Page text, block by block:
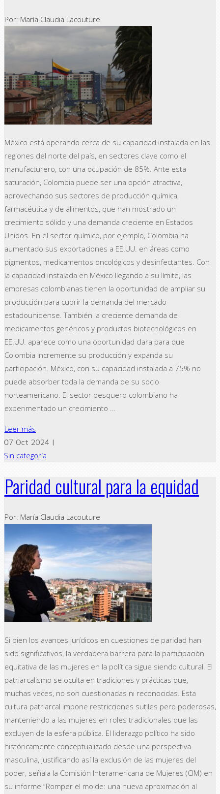
Por: María Claudia Lacouture
México está operando cerca de su capacidad instalada en las
regiones del norte del país, en sectores clave como el
manufacturero, con una ocupación de 85%. Ante esta
saturación, Colombia puede ser una opción atractiva,
aprovechando sus sectores de producción química,
farmacéutica y de alimentos, que han mostrado un
crecimiento sólido y una demanda creciente en Estados
Unidos. En el sector químico, por ejemplo, Colombia ha
aumentado sus exportaciones a EE.UU. en áreas como
pigmentos, medicamentos oncológicos y desinfectantes. Con
la capacidad instalada en México llegando a su límite, las
empresas colombianas tienen la oportunidad de ampliar su
producción para cubrir la demanda del mercado
estadounidense. También la creciente demanda de
medicamentos genéricos y productos biotecnológicos en
EE.UU. aparece como una oportunidad clara para que
Colombia incremente su producción y expanda su
participación. México, con su capacidad instalada a 75% no
puede absorber toda la demanda de su socio
norteamericano. El sector pesquero colombiano ha
experimentado un crecimiento ...
Leer más
07 Oct 2024 |
Sin categoría
Paridad cultural para la equidad
Por: María Claudia Lacouture
Si bien los avances jurídicos en cuestiones de paridad han
sido significativos, la verdadera barrera para la participación
equitativa de las mujeres en la política sigue siendo cultural. El
patriarcalismo se oculta en tradiciones y prácticas que,
muchas veces, no son cuestionadas ni reconocidas. Esta
cultura patriarcal impone restricciones sutiles pero poderosas,
manteniendo a las mujeres en roles tradicionales que las
excluyen de la esfera pública. El liderazgo político ha sido
históricamente conceptualizado desde una perspectiva
masculina, justificando así la exclusión de las mujeres del
poder, señala la Comisión Interamericana de Mujeres (CIM) en
su informe “Romper el molde: una nueva aproximación al